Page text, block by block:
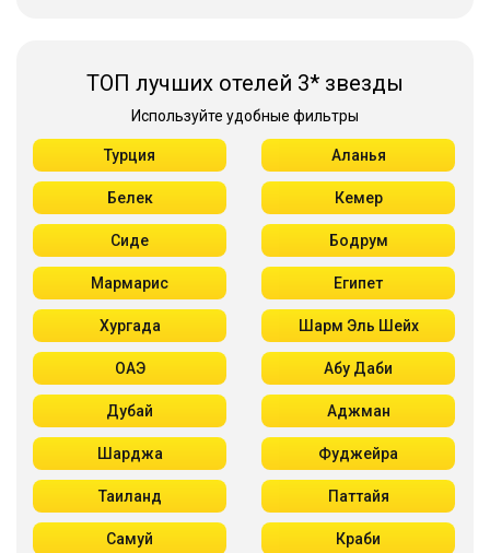
ТОП лучших отелей 3* звезды
Используйте удобные фильтры
Турция Аланья
Белек Кемер
Сиде Бодрум
Мармарис Египет
Хургада Шарм Эль Шейх
ОАЭ Абу Даби
Дубай Аджман
Шарджа Фуджейра
Таиланд Паттайя
Самуй Краби